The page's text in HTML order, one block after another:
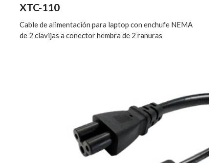
XTC-110
Cable de alimentación para laptop con enchufe NEMA
de 2 clavijas a conector hembra de 2 ranuras